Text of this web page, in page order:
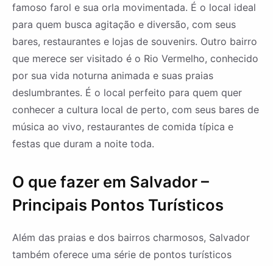
famoso farol e sua orla movimentada. É o local ideal
para quem busca agitação e diversão, com seus
bares, restaurantes e lojas de souvenirs. Outro bairro
que merece ser visitado é o Rio Vermelho, conhecido
por sua vida noturna animada e suas praias
deslumbrantes. É o local perfeito para quem quer
conhecer a cultura local de perto, com seus bares de
música ao vivo, restaurantes de comida típica e
festas que duram a noite toda.
O que fazer em Salvador –
Principais Pontos Turísticos
Além das praias e dos bairros charmosos, Salvador
também oferece uma série de pontos turísticos